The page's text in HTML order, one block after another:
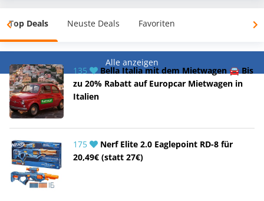
Top Deals Neuste Deals Favoriten
Alle anzeigen
135
Bella Italia mit dem Mietwagen 🚘 Bis
zu 20% Rabatt auf Europcar Mietwagen in
Italien
175
Nerf Elite 2.0 Eaglepoint RD-8 für
20,49€ (statt 27€)